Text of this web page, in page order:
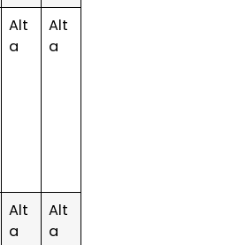
Alt
a
Alt
a
Alt
a
Alt
a